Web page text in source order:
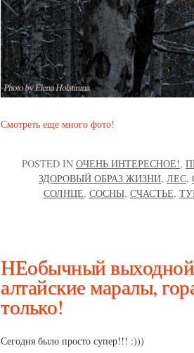
Смотреть еще много фото!
POSTED IN ОЧЕНЬ ИНТЕРЕСНОЕ!,
ЗДОРОВЫЙ ОБРАЗ ЖИЗНИ, ЛЕС,
СОЛНЦЕ, СОСНЫ, СЧАСТЬЕ,
НЕобычный
алтайские маралы,
только!
Сегодня было просто супер!!! :)))